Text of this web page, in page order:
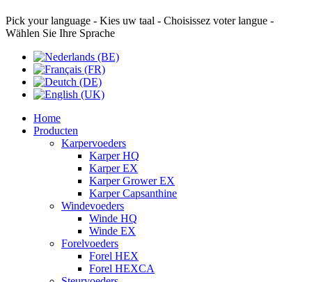
Pick your language - Kies uw taal - Choisissez voter langue -
Wählen Sie Ihre Sprache
Home
Producten
Karpervoeders
Karper HQ
Karper EX
Karper Grower EX
Karper Capsanthine
Windevoeders
Winde HQ
Winde EX
Forelvoeders
Forel HEX
Forel HEXCA